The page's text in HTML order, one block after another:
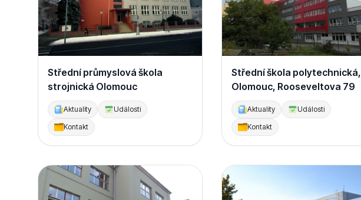
Střední průmyslová škola
strojnická Olomouc
Aktuality
Události
Kontakt
Střední škola polytechnická,
Olomouc, Rooseveltova 79
Aktuality
Události
Kontakt